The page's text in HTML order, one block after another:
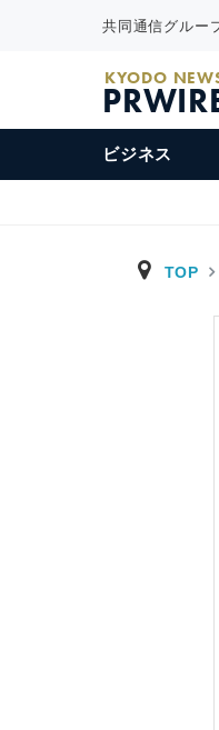
共同通信グルー
KYODO
ビジネス
TOP